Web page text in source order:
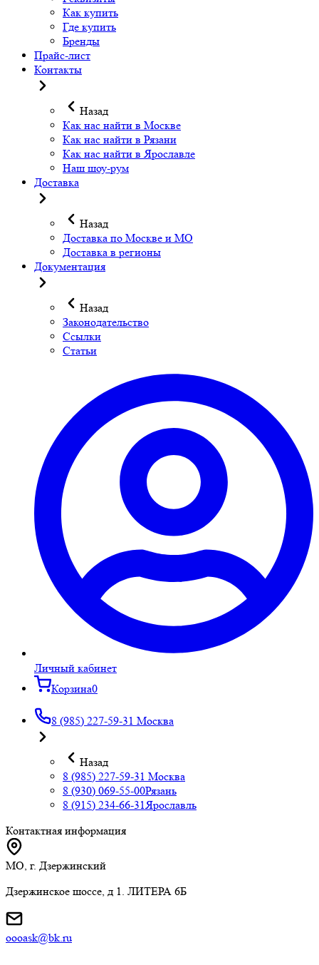
Как купить
Где купить
Бренды
Прайс-лист
Контакты
Назад
Как нас найти в Москве
Как нас найти в Рязани
Как нас найти в Ярославле
Наш шоу-рум
Доставка
Назад
Доставка по Москве и МО
Доставка в регионы
Документация
Назад
Законодательство
Ссылки
Статьи
Личный кабинет
Корзина0
8 (985) 227-59-31 Москва
Назад
8 (985) 227-59-31 Москва
8 (930) 069-55-00Рязань
8 (915) 234-66-31Ярославль
Контактная информация
МО, г. Дзержинский
Дзержинское шоссе, д 1. ЛИТЕРА 6Б
oooask@bk.ru